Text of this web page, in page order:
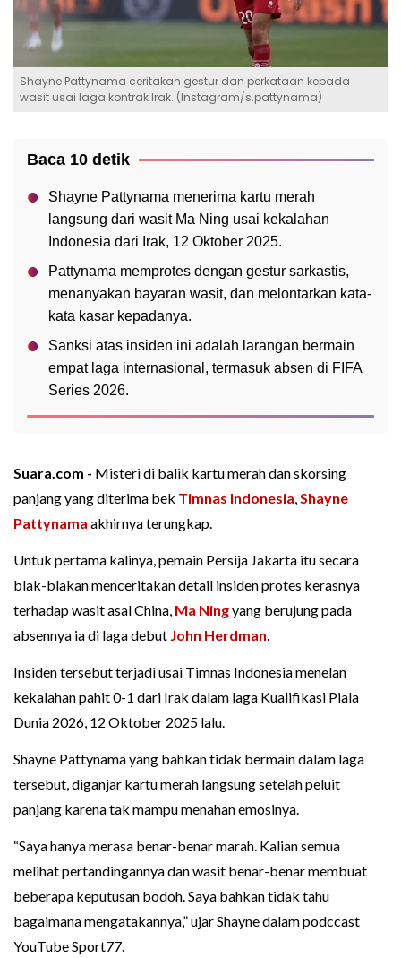
Shayne Pattynama ceritakan gestur dan perkataan kepada
wasit usai laga kontrak Irak. (Instagram/s.pattynama)
Baca 10 detik
Shayne Pattynama menerima kartu merah
langsung dari wasit Ma Ning usai kekalahan
Indonesia dari Irak, 12 Oktober 2025.
Pattynama memprotes dengan gestur sarkastis,
menanyakan bayaran wasit, dan melontarkan kata-
kata kasar kepadanya.
Sanksi atas insiden ini adalah larangan bermain
empat laga internasional, termasuk absen di FIFA
Series 2026.
Suara.com - Misteri di balik kartu merah dan skorsing
panjang yang diterima bek Timnas Indonesia,Shayne
Pattynama akhirnya terungkap.
Untuk pertama kalinya, pemain Persija Jakarta itu secara
blak-blakan menceritakan detail insiden protes kerasnya
terhadap wasit asal China, Ma Ningyang berujung pada
absennya ia di laga debut John Herdman.
Insiden tersebut terjadi usai Timnas Indonesia menelan
kekalahan pahit 0-1 dari Irak dalam laga Kualifikasi Piala
Dunia 2026, 12 Oktober 2025 lalu.
Shayne Pattynama yang bahkan tidak bermain dalam laga
tersebut, diganjar kartu merah langsung setelah peluit
panjang karena tak mampu menahan emosinya.
“Saya hanya merasa benar-benar marah. Kalian semua
melihat pertandingannya dan wasit benar-benar membuat
beberapa keputusan bodoh. Saya bahkan tidak tahu
bagaimana mengatakannya,” ujar Shayne dalam podccast
YouTube Sport77.